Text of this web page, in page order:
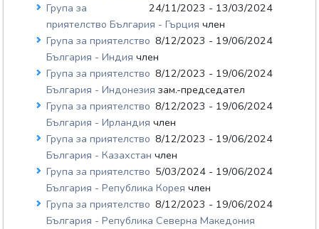
24/11/2023 - 13/03/2024
Група за
приятелство България - Гърциячлен
8/12/2023 - 19/06/2024
Група за приятелство
България - Индиячлен
8/12/2023 - 19/06/2024
Група за приятелство
България - Индонезиязам.-председател
8/12/2023 - 19/06/2024
Група за приятелство
България - Ирландиячлен
8/12/2023 - 19/06/2024
Група за приятелство
България - Казахстанчлен
5/03/2024 - 19/06/2024
Група за приятелство
България - Република Кореячлен
8/12/2023 - 19/06/2024
Група за приятелство
България - Република Северна Македония